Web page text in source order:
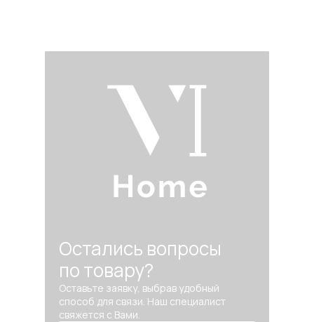
Остались вопросы
по товару?
Оставьте заявку, выбрав удобный
способ для связи. Наш специалист
свяжется с Вами.